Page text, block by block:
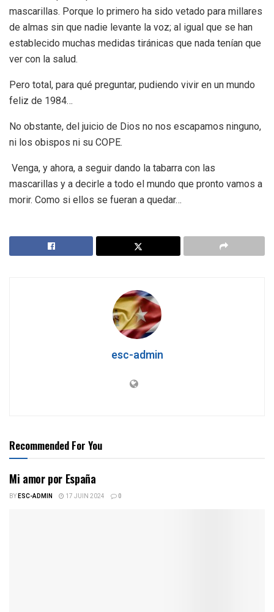
mascarillas. Porque lo primero ha sido vetado para millares
de almas sin que nadie levante la voz; al igual que se han
establecido muchas medidas tiránicas que nada tenían que
ver con la salud.
Pero total, para qué preguntar, pudiendo vivir en un mundo
feliz de 1984…
No obstante, del juicio de Dios no nos escapamos ninguno,
ni los obispos ni su COPE.
Venga, y ahora, a seguir dando la tabarra con las
mascarillas y a decirle a todo el mundo que pronto vamos a
morir. Como si ellos se fueran a quedar…
esc-admin
Recommended For You
Mi amor por España
BYESC-ADMIN 17 JUIN 2024 0